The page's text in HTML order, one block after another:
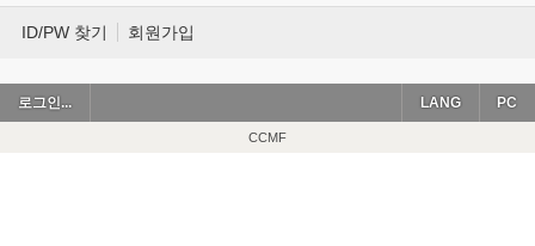
ID/PW 찾기 회원가입
로그인... PC
LANG
CCMF